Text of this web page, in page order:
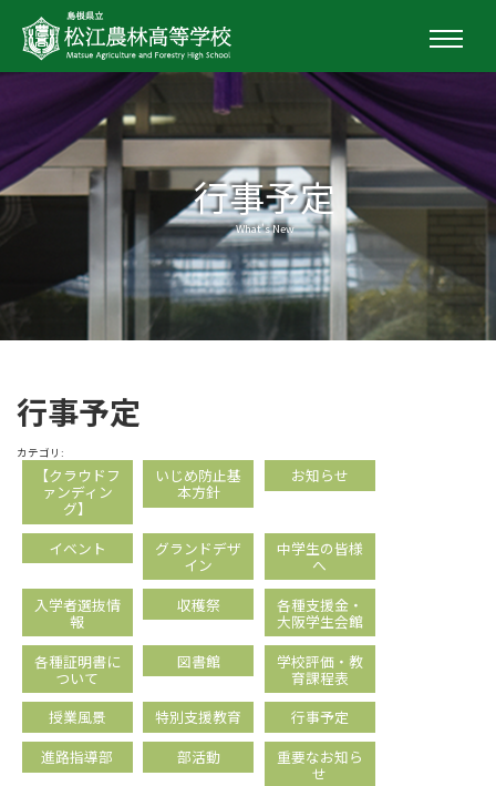
行事予定
What's New
行事予定
カテゴリ:
【クラウドフ
ァンディン
グ】
いじめ防止基
本方針
お知らせ
イベント グランドデザ
イン
中学生の皆様
へ
入学者選抜情
報
収穫祭 各種支援金・
大阪学生会館
各種証明書に
ついて
図書館 学校評価・教
育課程表
授業風景
特別支援教育
行事予定
進路指導部
部活動 重要なお知ら
せ